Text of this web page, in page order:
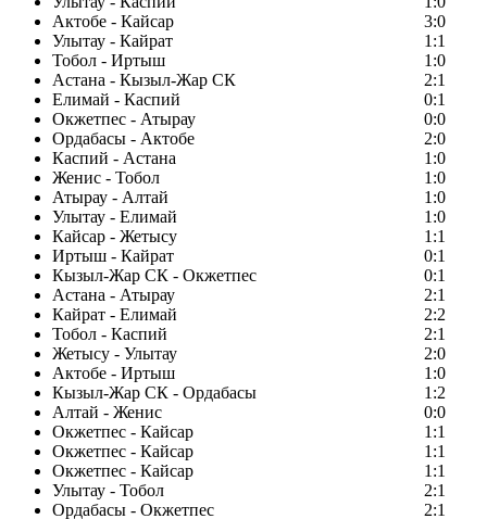
Актобе - Кайсар
3:0
Улытау - Кайрат
1:1
Тобол - Иртыш
1:0
Астана - Кызыл-Жар СК
2:1
Елимай - Каспий
0:1
Окжетпес - Атырау
0:0
Ордабасы - Актобе
2:0
Каспий - Астана
1:0
Женис - Тобол
1:0
Атырау - Алтай
1:0
Улытау - Елимай
1:0
Кайсар - Жетысу
1:1
Иртыш - Кайрат
0:1
Кызыл-Жар СК - Окжетпес
0:1
Астана - Атырау
2:1
Кайрат - Елимай
2:2
Тобол - Каспий
2:1
Жетысу - Улытау
2:0
Актобе - Иртыш
1:0
Кызыл-Жар СК - Ордабасы
1:2
Алтай - Женис
0:0
Окжетпес - Кайсар
1:1
Окжетпес - Кайсар
1:1
Окжетпес - Кайсар
1:1
Улытау - Тобол
2:1
Ордабасы - Окжетпес
2:1